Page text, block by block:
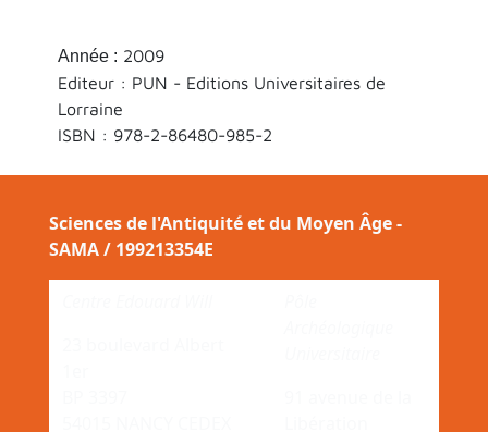
Année : 2009
Editeur : PUN - Editions Universitaires de
Lorraine
ISBN : 978-2-86480-985-2
Sciences de l'Antiquité et du Moyen Âge -
SAMA / 199213354E